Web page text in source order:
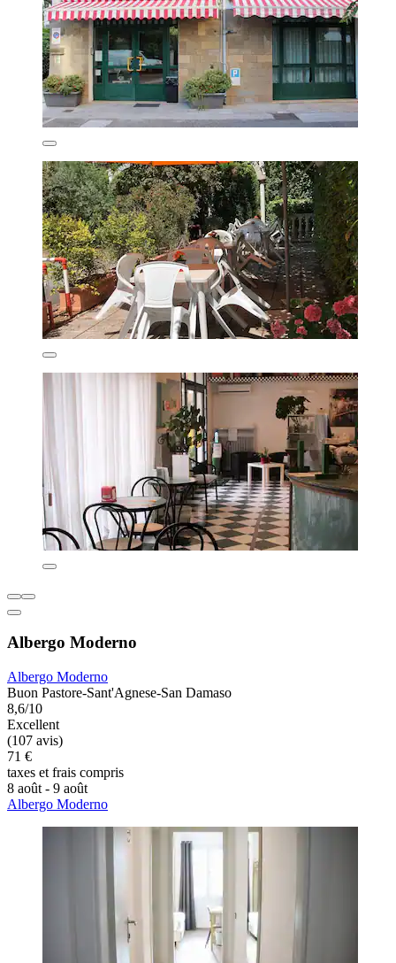
Albergo Moderno
Albergo Moderno
Buon Pastore-Sant'Agnese-San Damaso
8,6/10
Excellent
(107 avis)
71 €
taxes et frais compris
8 août - 9 août
Albergo Moderno